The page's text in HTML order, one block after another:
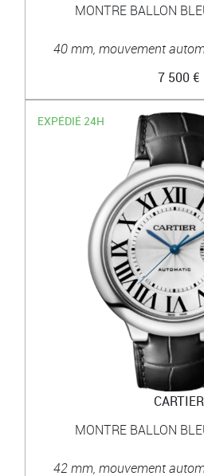
MONTRE BALLON
40 mm, mouvement
7 500 €
EXPÉDIÉ 24H
CARTIER
MONTRE BALLON
42 mm, mouvement